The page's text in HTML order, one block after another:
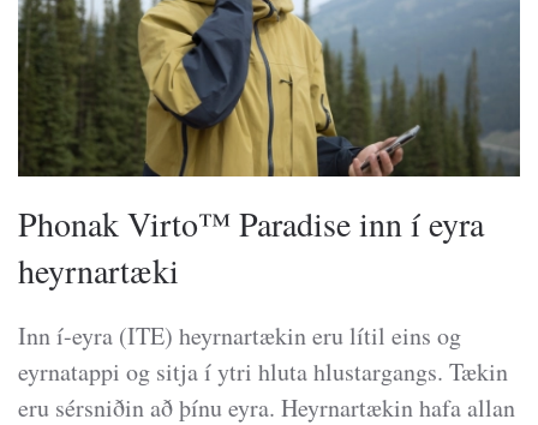
Phonak Virto™ Paradise inn í eyra
heyrnartæki
Inn í-eyra (ITE) heyrnartækin eru lítil eins og
eyrnatappi og sitja í ytri hluta hlustargangs. Tækin
eru sérsniðin að þínu eyra. Heyrnartækin hafa allan